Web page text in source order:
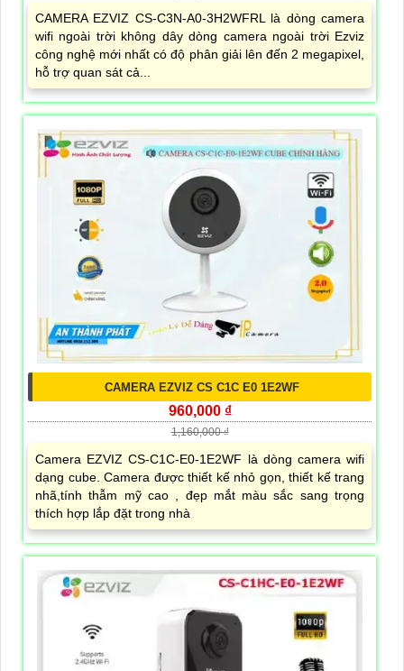
CAMERA EZVIZ CS-C3N-A0-3H2WFRL là dòng camera
wifi ngoài trời không dây dòng camera ngoài trời Ezviz
công nghệ mới nhất có độ phân giải lên đến 2 megapixel,
hỗ trợ quan sát cả...
CAMERA EZVIZ CS C1C E0 1E2WF
960,000 ₫
1,160,000 ₫
Camera EZVIZ CS-C1C-E0-1E2WF là dòng camera wifi
dạng cube. Camera được thiết kế nhỏ gọn, thiết kế trang
nhã,tính thẫm mỹ cao , đẹp mắt màu sắc sang trọng
thích hợp lắp đặt trong nhà